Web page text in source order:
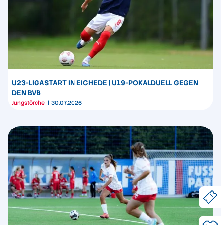
U23-LIGASTART IN EICHEDE | U19-POKALDUELL GEGEN
DEN BVB
Jungstörche 30.07.2026